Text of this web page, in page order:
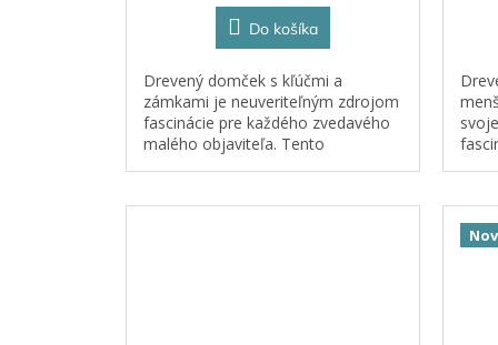
Do košíka
Drevený domček s kľúčmi a
zámkami je neuveriteľným zdrojom
fascinácie pre každého zvedavého
malého objaviteľa. Tento
učiacimi...